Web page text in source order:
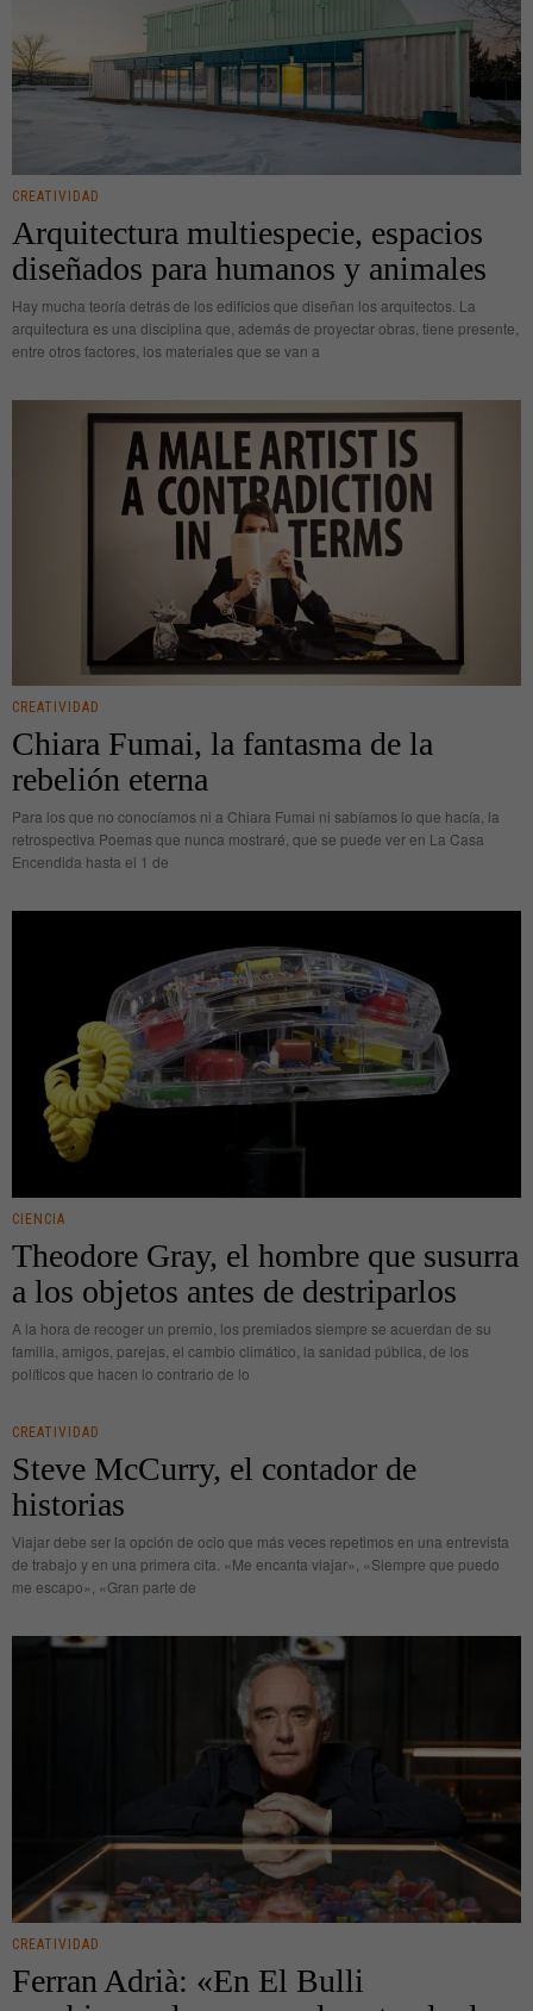
CREATIVIDAD
Arquitectura multiespecie, espacios
diseñados para humanos y animales
Hay mucha teoría detrás de los edificios que diseñan los arquitectos. La
arquitectura es una disciplina que, además de proyectar obras, tiene presente,
entre otros factores, los materiales que se van a
CREATIVIDAD
Chiara Fumai, la fantasma de la
rebelión eterna
Para los que no conocíamos ni a Chiara Fumai ni sabíamos lo que hacía, la
retrospectiva Poemas que nunca mostraré, que se puede ver en La Casa
Encendida hasta el 1 de
CIENCIA
Theodore Gray, el hombre que susurra
a los objetos antes de destriparlos
A la hora de recoger un premio, los premiados siempre se acuerdan de su
familia, amigos, parejas, el cambio climático, la sanidad pública, de los
políticos que hacen lo contrario de lo
CREATIVIDAD
Steve McCurry, el contador de
historias
Viajar debe ser la opción de ocio que más veces repetimos en una entrevista
de trabajo y en una primera cita. «Me encanta viajar», «Siempre que puedo
me escapo», «Gran parte de
CREATIVIDAD
Ferran Adrià: «En El Bulli